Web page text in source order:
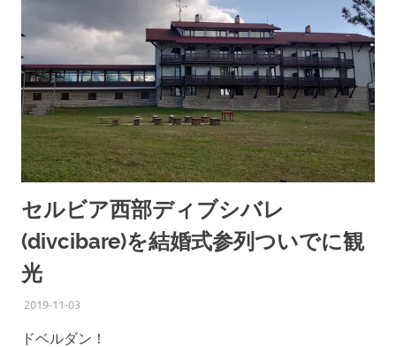
セルビア西部ディブシバレ
(divcibare)を結婚式参列ついでに観
光
2019-11-03ISSEI
SERBIA
ドベルダン！